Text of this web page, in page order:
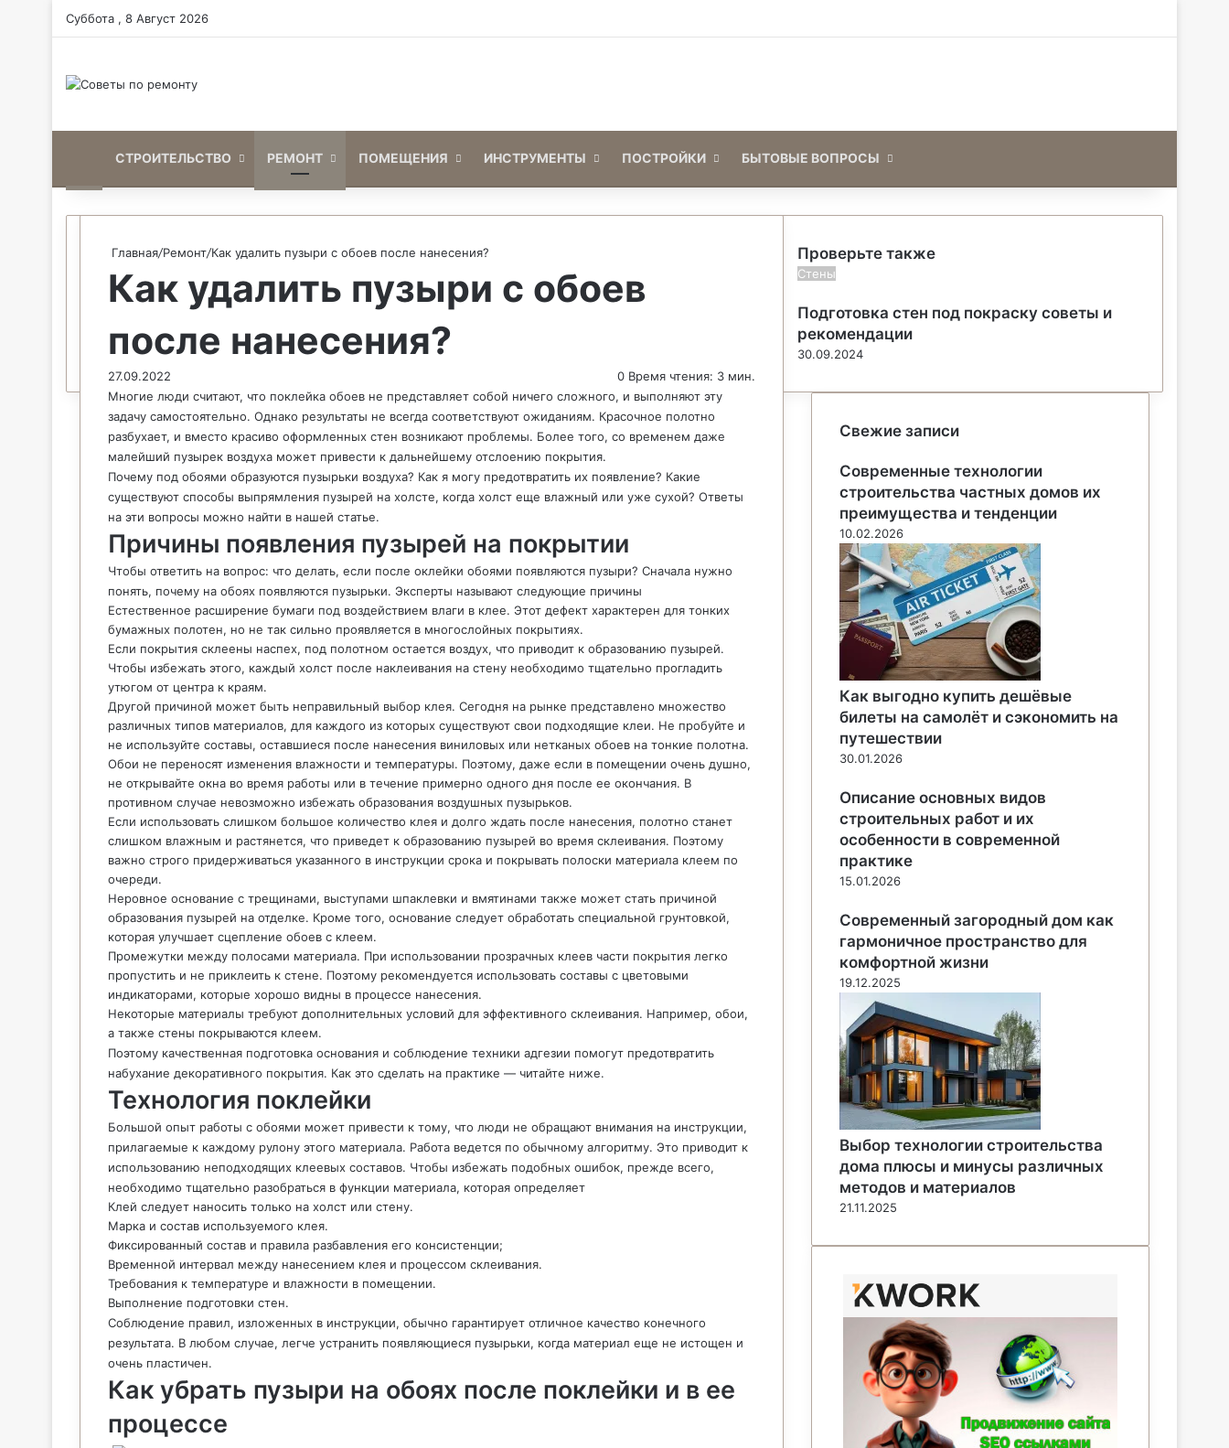
Суббота , 8 Август 2026
HomeСТРОИТЕЛЬСТВО РЕМОНТ ПОМЕЩЕНИЯ ИНСТРУМЕНТЫ ПОСТРОЙКИ БЫТОВЫЕ ВОПРОСЫ
Главная/Ремонт/Как удалить пузыри с обоев после нанесения?
Как удалить пузыри с обоев
после нанесения?
27.09.2022 0 Время чтения: 3 мин.
Многие люди считают, что поклейка обоев не представляет собой ничего сложного, и выполняют эту
задачу самостоятельно. Однако результаты не всегда соответствуют ожиданиям. Красочное полотно
разбухает, и вместо красиво оформленных стен возникают проблемы. Более того, со временем даже
малейший пузырек воздуха может привести к дальнейшему отслоению покрытия.
Почему под обоями образуются пузырьки воздуха? Как я могу предотвратить их появление? Какие
существуют способы выпрямления пузырей на холсте, когда холст еще влажный или уже сухой? Ответы
на эти вопросы можно найти в нашей статье.
Причины появления пузырей на покрытии
Чтобы ответить на вопрос: что делать, если после оклейки обоями появляются пузыри? Сначала нужно
понять, почему на обоях появляются пузырьки. Эксперты называют следующие причины
Естественное расширение бумаги под воздействием влаги в клее. Этот дефект характерен для тонких
бумажных полотен, но не так сильно проявляется в многослойных покрытиях.
Если покрытия склеены наспех, под полотном остается воздух, что приводит к образованию пузырей.
Чтобы избежать этого, каждый холст после наклеивания на стену необходимо тщательно прогладить
утюгом от центра к краям.
Другой причиной может быть неправильный выбор клея. Сегодня на рынке представлено множество
различных типов материалов, для каждого из которых существуют свои подходящие клеи. Не пробуйте и
не используйте составы, оставшиеся после нанесения виниловых или нетканых обоев на тонкие полотна.
Обои не переносят изменения влажности и температуры. Поэтому, даже если в помещении очень душно,
не открывайте окна во время работы или в течение примерно одного дня после ее окончания. В
противном случае невозможно избежать образования воздушных пузырьков.
Если использовать слишком большое количество клея и долго ждать после нанесения, полотно станет
слишком влажным и растянется, что приведет к образованию пузырей во время склеивания. Поэтому
важно строго придерживаться указанного в инструкции срока и покрывать полоски материала клеем по
очереди.
Неровное основание с трещинами, выступами шпаклевки и вмятинами также может стать причиной
образования пузырей на отделке. Кроме того, основание следует обработать специальной грунтовкой,
которая улучшает сцепление обоев с клеем.
Промежутки между полосами материала. При использовании прозрачных клеев части покрытия легко
пропустить и не приклеить к стене. Поэтому рекомендуется использовать составы с цветовыми
индикаторами, которые хорошо видны в процессе нанесения.
Некоторые материалы требуют дополнительных условий для эффективного склеивания. Например, обои,
а также стены покрываются клеем.
Поэтому качественная подготовка основания и соблюдение техники адгезии помогут предотвратить
набухание декоративного покрытия. Как это сделать на практике — читайте ниже.
Технология поклейки
Большой опыт работы с обоями может привести к тому, что люди не обращают внимания на инструкции,
прилагаемые к каждому рулону этого материала. Работа ведется по обычному алгоритму. Это приводит к
использованию неподходящих клеевых составов. Чтобы избежать подобных ошибок, прежде всего,
необходимо тщательно разобраться в функции материала, которая определяет
Клей следует наносить только на холст или стену.
Марка и состав используемого клея.
Фиксированный состав и правила разбавления его консистенции;
Временной интервал между нанесением клея и процессом склеивания.
Требования к температуре и влажности в помещении.
Выполнение подготовки стен.
Соблюдение правил, изложенных в инструкции, обычно гарантирует отличное качество конечного
результата. В любом случае, легче устранить появляющиеся пузырьки, когда материал еще не истощен и
очень пластичен.
Как убрать пузыри на обоях после поклейки и в ее
процессе
Проверьте также
З
к
р
ы
ь
Стены
Подготовка стен под покраску советы и
рекомендации
30.09.2024
Свежие записи
Современные технологии
строительства частных домов их
преимущества и тенденции
10.02.2026
Как выгодно купить дешёвые
билеты на самолёт и сэкономить на
путешествии
30.01.2026
Описание основных видов
строительных работ и их
особенности в современной
практике
15.01.2026
Современный загородный дом как
гармоничное пространство для
комфортной жизни
19.12.2025
Выбор технологии строительства
дома плюсы и минусы различных
методов и материалов
21.11.2025